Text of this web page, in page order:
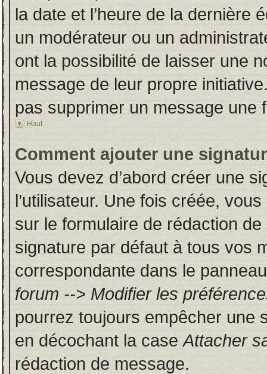
la date et l’heure de la dernière
un modérateur ou un
ont la possibilité de laisser une
message de leur propre
pas supprimer un message une
Haut
Comment ajouter une
Vous devez d’abord créer une
l’utilisateur. Une fois créée,
sur le formulaire de rédaction
signature par défaut à tous vos
correspondante dans le
forum --> Modifier les
pourrez toujours empêcher une
en décochant la caseAttacher
rédaction de message.